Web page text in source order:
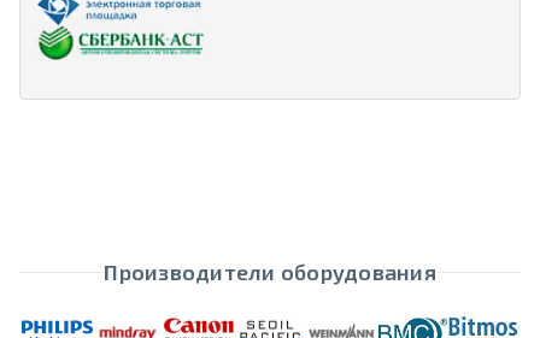
Производители оборудования